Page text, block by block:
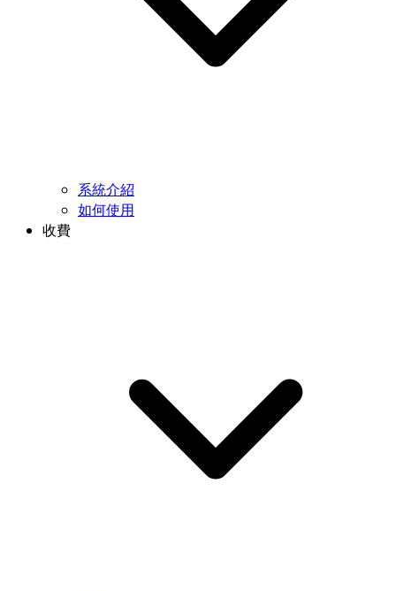
系統介紹
如何使用
收費